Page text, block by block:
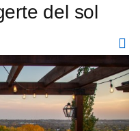
del sol